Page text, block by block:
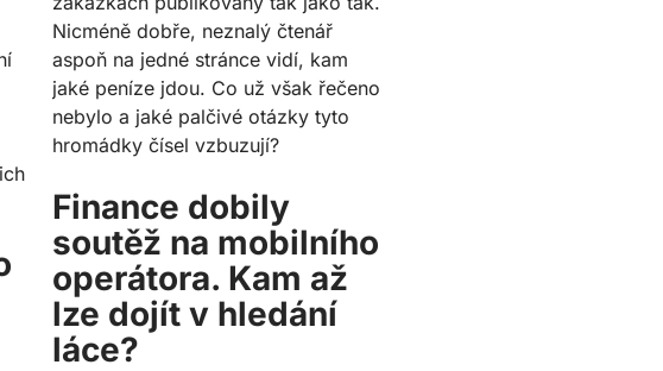
Nicméně dobře, neznalý čtenář
aspoň na jedné stránce vidí, kam
jaké peníze jdou. Co už však řečeno
nebylo a jaké palčivé otázky tyto
hromádky čísel vzbuzují?
Finance dobily
soutěž na mobilního
operátora. Kam až
lze dojít v hledání
láce?